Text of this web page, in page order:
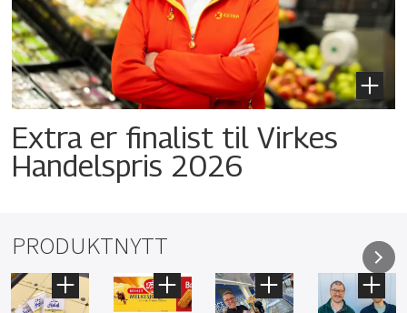
Extra er finalist til Virkes
Handelspris 2026
PRODUKTNYTT